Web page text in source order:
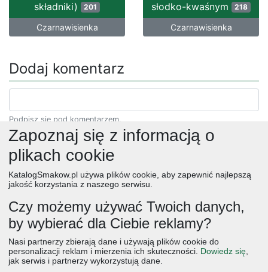
składniki) 201
Czarnawisienka
słodko-kwaśnym 218
Czarnawisienka
Dodaj komentarz
Podpisz się pod komentarzem.
desery
salatki
boże narodzenie warzywa wielkanoc
przekaski
dania główne
jajka wegetariańskie czekolada
Zapoznaj się z informacją o
plikach cookie
KatalogSmakow.pl używa plików cookie, aby zapewnić najlepszą
jakość korzystania z naszego serwisu.
Czy możemy używać Twoich danych,
by wybierać dla Ciebie reklamy?
Nasi partnerzy zbierają dane i używają plików cookie do
personalizacji reklam i mierzenia ich skuteczności. Dowiedz się
jak serwis i partnerzy wykorzystują dane.